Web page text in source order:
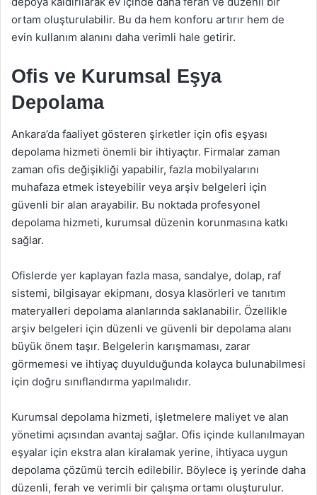
ortam oluşturulabilir. Bu da hem konforu artırır hem de
evin kullanım alanını daha verimli hale getirir.
Ofis ve Kurumsal Eşya
Depolama
Ankara’da faaliyet gösteren şirketler için ofis eşyası
depolama hizmeti önemli bir ihtiyaçtır. Firmalar zaman
zaman ofis değişikliği yapabilir, fazla mobilyalarını
muhafaza etmek isteyebilir veya arşiv belgeleri için
güvenli bir alan arayabilir. Bu noktada profesyonel
depolama hizmeti, kurumsal düzenin korunmasına katkı
sağlar.
Ofislerde yer kaplayan fazla masa, sandalye, dolap, raf
sistemi, bilgisayar ekipmanı, dosya klasörleri ve tanıtım
materyalleri depolama alanlarında saklanabilir. Özellikle
arşiv belgeleri için düzenli ve güvenli bir depolama alanı
büyük önem taşır. Belgelerin karışmaması, zarar
görmemesi ve ihtiyaç duyulduğunda kolayca bulunabilmesi
için doğru sınıflandırma yapılmalıdır.
Kurumsal depolama hizmeti, işletmelere maliyet ve alan
yönetimi açısından avantaj sağlar. Ofis içinde kullanılmayan
eşyalar için ekstra alan kiralamak yerine, ihtiyaca uygun
depolama çözümü tercih edilebilir. Böylece iş yerinde daha
düzenli, ferah ve verimli bir çalışma ortamı oluşturulur.